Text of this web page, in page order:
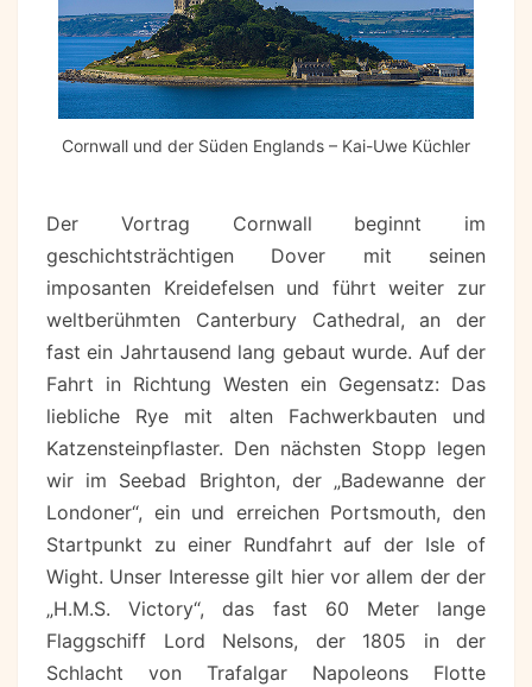
Cornwall und der Süden Englands – Kai-Uwe Küchler
Der Vortrag Cornwall beginnt im
geschichtsträchtigen Dover mit seinen
imposanten Kreidefelsen und führt weiter zur
weltberühmten Canterbury Cathedral, an der
fast ein Jahrtausend lang gebaut wurde. Auf der
Fahrt in Richtung Westen ein Gegensatz: Das
liebliche Rye mit alten Fachwerkbauten und
Katzensteinpflaster. Den nächsten Stopp legen
wir im Seebad Brighton, der „Badewanne der
Londoner“, ein und erreichen Portsmouth, den
Startpunkt zu einer Rundfahrt auf der Isle of
Wight. Unser Interesse gilt hier vor allem der der
„H.M.S. Victory“, das fast 60 Meter lange
Flaggschiff Lord Nelsons, der 1805 in der
Schlacht von Trafalgar Napoleons Flotte